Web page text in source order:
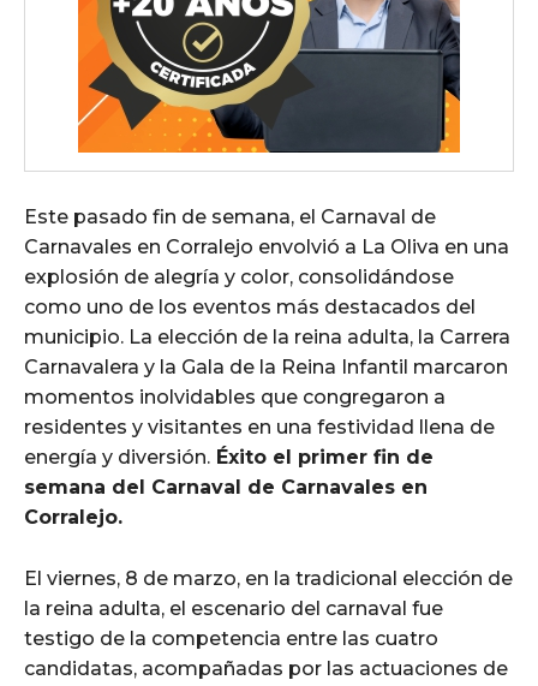
Este pasado fin de semana, el Carnaval de
Carnavales en Corralejo envolvió a La Oliva en una
explosión de alegría y color, consolidándose
como uno de los eventos más destacados del
municipio. La elección de la reina adulta, la Carrera
Carnavalera y la Gala de la Reina Infantil marcaron
momentos inolvidables que congregaron a
residentes y visitantes en una festividad llena de
energía y diversión. Éxito el primer fin de
semana del Carnaval de Carnavales en
Corralejo.
El viernes, 8 de marzo, en la tradicional elección de
la reina adulta, el escenario del carnaval fue
testigo de la competencia entre las cuatro
candidatas, acompañadas por las actuaciones de